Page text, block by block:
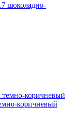
шоколадно-
коричневый